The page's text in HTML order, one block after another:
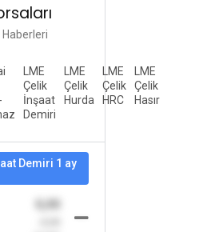
Haberleri
LME
Çelik
İnşaat
Demiri
LME
Çelik
Hurda
LME
Çelik
HRC
LME
Çelik
Hasır
Demiri 1 ay
0,00